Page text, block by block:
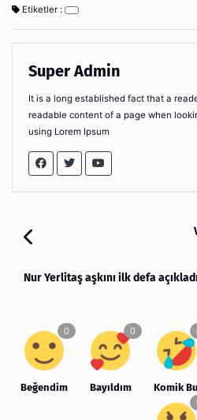
Etiketler :
Super Admin
It is a long established fact that a
readable content of a page when
using Lorem Ipsum
Nur Yerlitaş aşkını ilk defa açıkladı
Beğendim Bayıldım Komik